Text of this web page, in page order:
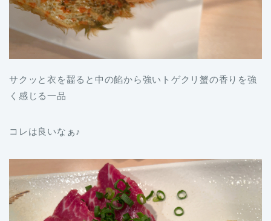
サクッと衣を齧ると中の餡から強いトゲクリ蟹の香りを強
く感じる一品
コレは良いなぁ♪